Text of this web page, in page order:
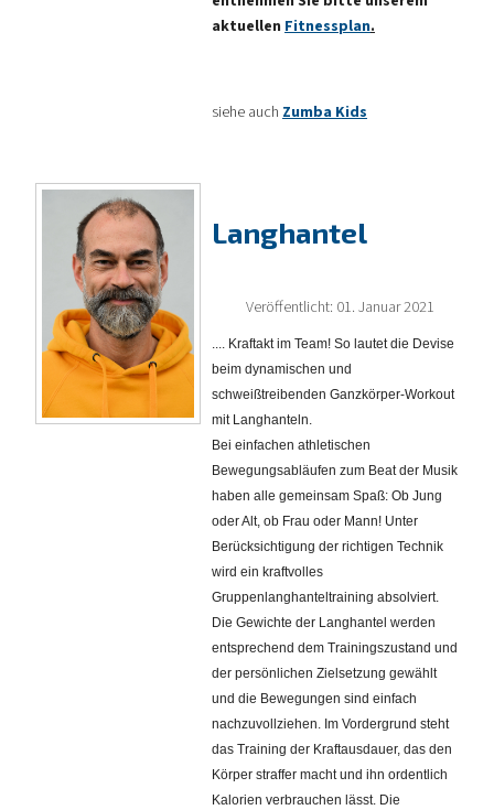
aktuellen Fitnessplan.
siehe auch Zumba Kids
Langhantel
Veröffentlicht: 01. Januar 2021
.... Kraftakt im Team! So lautet die Devise
beim dynamischen und
schweißtreibenden Ganzkörper-Workout
mit Langhanteln.
Bei einfachen athletischen
Bewegungsabläufen zum Beat der Musik
haben alle gemeinsam Spaß: Ob Jung
oder Alt, ob Frau oder Mann! Unter
Berücksichtigung der richtigen Technik
wird ein kraftvolles
Gruppenlanghanteltraining absolviert.
Die Gewichte der Langhantel werden
entsprechend dem Trainingszustand und
der persönlichen Zielsetzung gewählt
und die Bewegungen sind einfach
nachzuvollziehen. Im Vordergrund steht
das Training der Kraftausdauer, das den
Körper straffer macht und ihn ordentlich
Kalorien verbrauchen lässt. Die